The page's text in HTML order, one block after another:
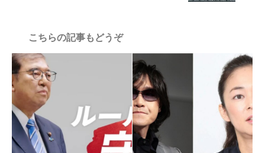
こちらの記事もどうぞ